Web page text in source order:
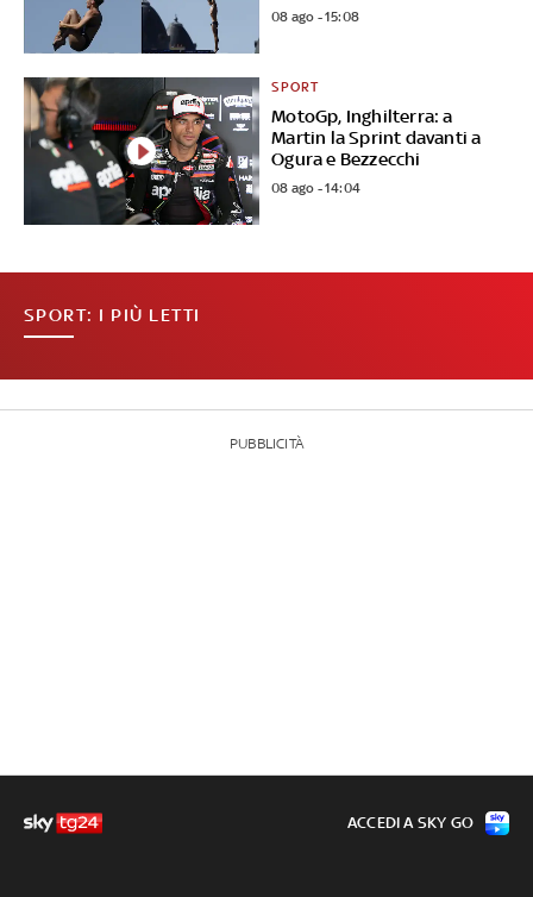
08 ago - 15:08
MotoGp, Inghilterra: a
Martin la Sprint davanti a
Ogura e Bezzecchi
SPORT
08 ago - 14:04
SPORT: I PIÙ LETTI
PUBBLICITÀ
ACCEDI A SKY GO